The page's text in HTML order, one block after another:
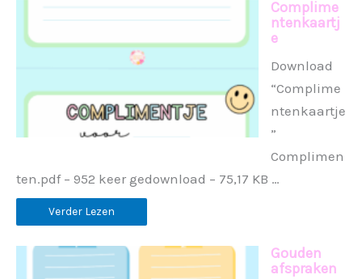
Complime
ntenkaartj
e
Download
“Complime
ntenkaartje
”
Complimen
ten.pdf – 952 keer gedownload – 75,17 KB …
Verder Lezen
Gouden
afspraken